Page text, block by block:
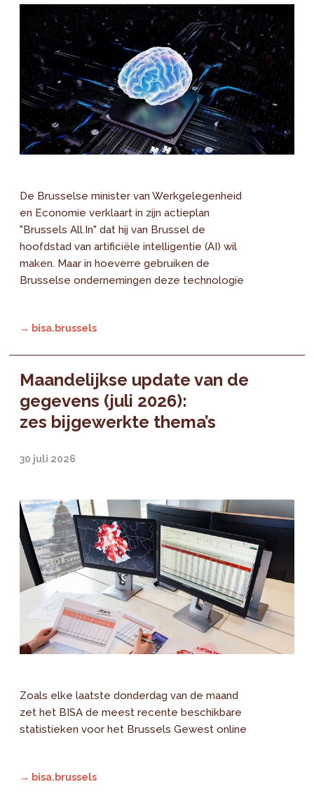
De Brusselse minister van Werkgelegenheid
en Economie verklaart in zijn actieplan
"Brussels All.In" dat hij van Brussel de
hoofdstad van artificiële intelligentie (AI) wil
maken. Maar in hoeverre gebruiken de
Brusselse ondernemingen deze technologie
→ bisa.brussels
Maandelijkse update van de
gegevens (juli 2026):
zes bijgewerkte thema’s
30 juli 2026
Zoals elke laatste donderdag van de maand
zet het BISA de meest recente beschikbare
statistieken voor het Brussels Gewest online
→ bisa.brussels